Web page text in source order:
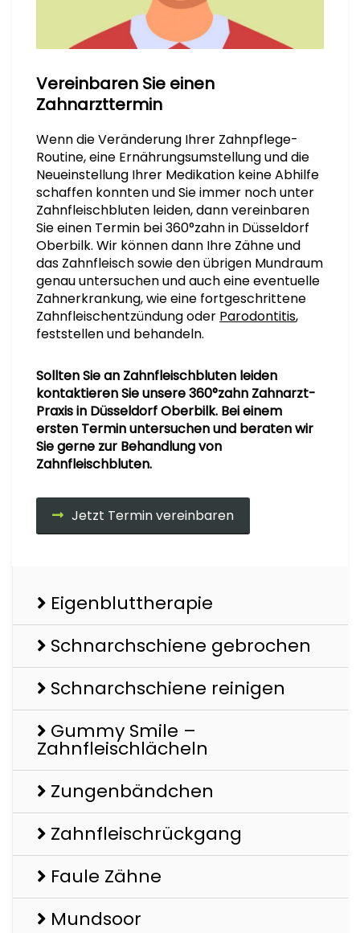
Vereinbaren Sie einen
Zahnarzttermin
Wenn die Veränderung Ihrer Zahnpflege-
Routine, eine Ernährungsumstellung und die
Neueinstellung Ihrer Medikation keine Abhilfe
schaffen konnten und Sie immer noch unter
Zahnfleischbluten leiden, dann vereinbaren
Sie einen Termin bei 360°zahn in Düsseldorf
Oberbilk. Wir können dann Ihre Zähne und
das Zahnfleisch sowie den übrigen Mundraum
genau untersuchen und auch eine eventuelle
Zahnerkrankung, wie eine fortgeschrittene
Zahnfleischentzündung oder Parodontitis,
feststellen und behandeln.
Sollten Sie an Zahnfleischbluten leiden
kontaktieren Sie unsere 360°zahn Zahnarzt-
Praxis in Düsseldorf Oberbilk. Bei einem
ersten Termin untersuchen und beraten wir
Sie gerne zur Behandlung von
Zahnfleischbluten.
Jetzt Termin vereinbaren
Eigenbluttherapie
Schnarchschiene gebrochen
Schnarchschiene reinigen
Gummy Smile –
Zahnfleischlächeln
Zungenbändchen
Zahnfleischrückgang
Faule Zähne
Mundsoor